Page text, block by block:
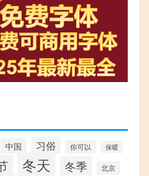
中国 习俗 你可以 保暖
冬天 冬季 北京